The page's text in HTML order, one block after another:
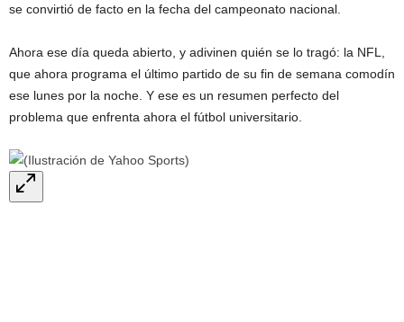
se convirtió de facto en la fecha del campeonato nacional.
Ahora ese día queda abierto, y adivinen quién se lo tragó: la NFL,
que ahora programa el último partido de su fin de semana comodín
ese lunes por la noche. Y ese es un resumen perfecto del
problema que enfrenta ahora el fútbol universitario.